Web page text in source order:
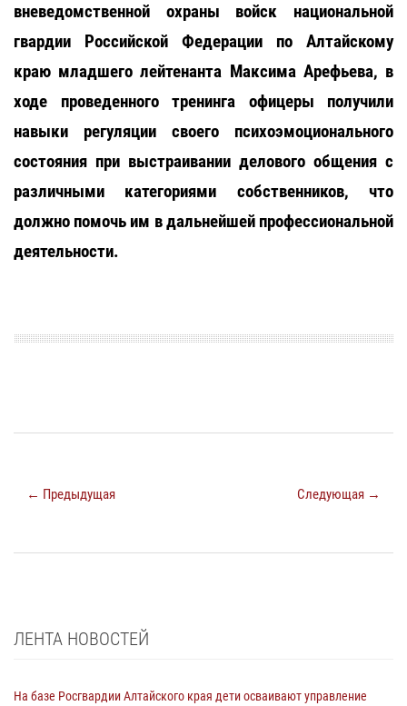
вневедомственной охраны войск национальной
гвардии Российской Федерации по Алтайскому
краю младшего лейтенанта Максима Арефьева, в
ходе проведенного тренинга офицеры получили
навыки регуляции своего психоэмоционального
состояния при выстраивании делового общения с
различными категориями собственников, что
должно помочь им в дальнейшей профессиональной
деятельности.
← Предыдущая Следующая →
ЛЕНТА НОВОСТЕЙ
На базе Росгвардии Алтайского края дети осваивают управление